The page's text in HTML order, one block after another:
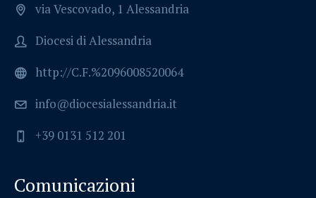
via Vescovado, 1 Alessandria
Diocesi di Alessandria
http://C.F.%2096008520064
info@diocesialessandria.it
+39 0131 512 201
Comunicazioni